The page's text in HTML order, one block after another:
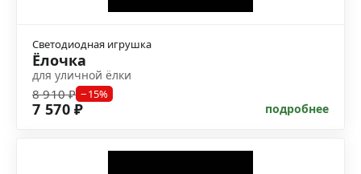
Светодиодная игрушка
Ёлочка
для уличной ёлки
8 910 ₽ −15%
7 570 ₽ подробнее